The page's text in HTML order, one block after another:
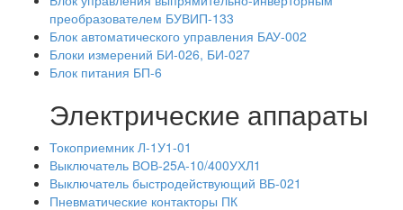
преобразователем БУВИП-133
Блок автоматического управления БАУ-002
Блоки измерений БИ-026, БИ-027
Блок питания БП-6
Электрические аппараты
Токоприемник Л-1У1-01
Выключатель ВОВ-25А-10/400УХЛ1
Выключатель быстродействующий ВБ-021
Пневматические контакторы ПК